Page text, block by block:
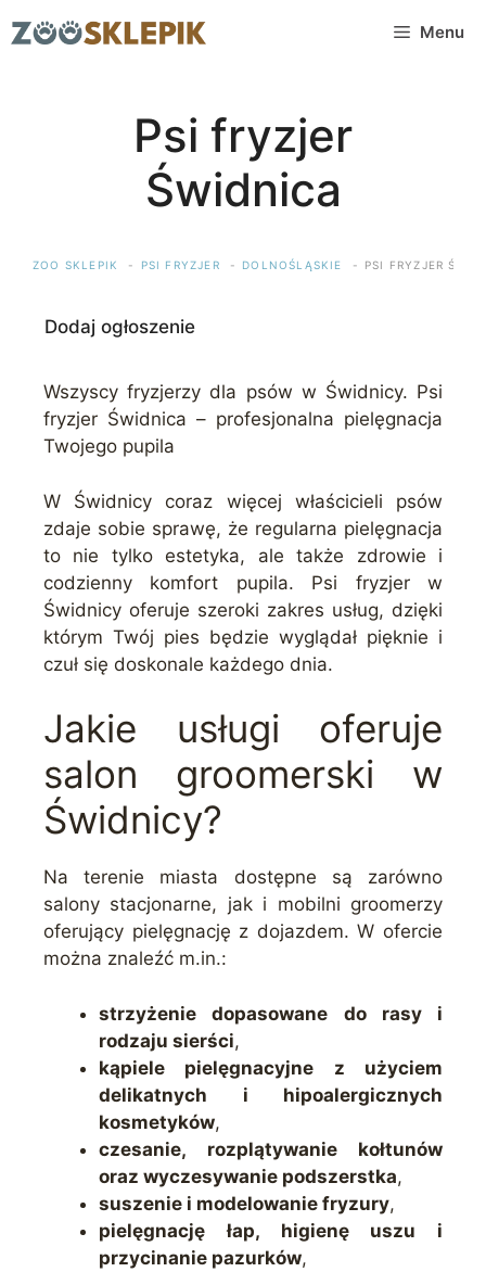
do
Menu
Psi fryzjer
Świdnica
ZOO SKLEPIK PSI FRYZJER DOLNOŚLĄSKIE PSI FRYZJER
Dodaj ogłoszenie
Wszyscy fryzjerzy dla psów w Świdnicy. Psi
fryzjer Świdnica – profesjonalna pielęgnacja
Twojego pupila
W Świdnicy coraz więcej właścicieli psów
zdaje sobie sprawę, że regularna pielęgnacja
to nie tylko estetyka, ale także zdrowie i
codzienny komfort pupila. Psi fryzjer w
Świdnicy oferuje szeroki zakres usług, dzięki
którym Twój pies będzie wyglądał pięknie i
czuł się doskonale każdego dnia.
Jakie usługi oferuje
salon groomerski w
Świdnicy?
Na terenie miasta dostępne są zarówno
salony stacjonarne, jak i mobilni groomerzy
oferujący pielęgnację z dojazdem. W ofercie
można znaleźć m.in.:
strzyżenie dopasowane do rasy i
rodzaju sierści,
kąpiele pielęgnacyjne z użyciem
delikatnych i hipoalergicznych
kosmetyków,
czesanie, rozplątywanie kołtunów
oraz wyczesywanie podszerstka,
suszenie i modelowanie fryzury,
pielęgnację łap, higienę uszu i
przycinanie pazurków,